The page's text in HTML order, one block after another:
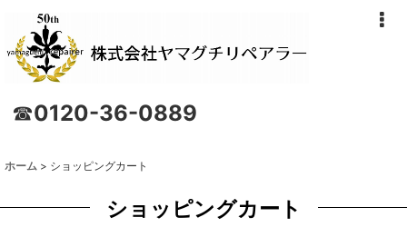
☎0120-36-0889
ホーム > ショッピングカート
ショッピングカート